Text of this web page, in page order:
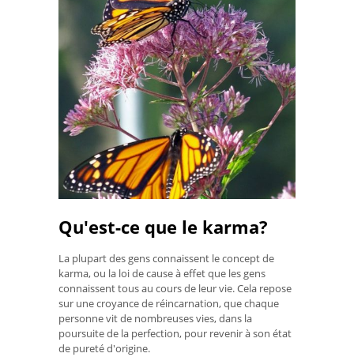
Qu'est-ce que le karma?
La plupart des gens connaissent le concept de
karma, ou la loi de cause à effet que les gens
connaissent tous au cours de leur vie. Cela repose
sur une croyance de réincarnation, que chaque
personne vit de nombreuses vies, dans la
poursuite de la perfection, pour revenir à son état
de pureté d'origine.